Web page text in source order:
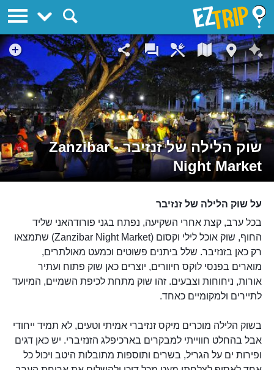
שוק הלילה של זנזיבר - Zanzibar
Night Market
על שוק הלילה של זנזיבר
בכל ערב, קצת אחרי השקיעה, נפתח בגני פורודהאני שליד
החוף, שוק אוכל לילי וקסום (Zanzibar Night Market) שתמצאו
רק כאן בזנזיבר. שלל ביתנים פשוטים וכמעט מאולתרים,
מוארים בפנסי לוקס חיוורים, יוצרים כאן שוק פתוח ועתיר
אורות, ניחוחות וצבעים. זהו שוק מתחת לכיפת השמיים, המיועד
לתיירים ולמקומיים כאחד.
בשוק הלילה מוכרים מיקס זנזיברי אמיתי וטעים, לא תמיד ייחודי
אבל בהחלט חווייתי למבקרים בארכיפלג הזנזיברי. יש כאן דגים
ופירות ים על הגריל, בשרים ותוספות מתובלות היטב ויכול כל
EZTrip